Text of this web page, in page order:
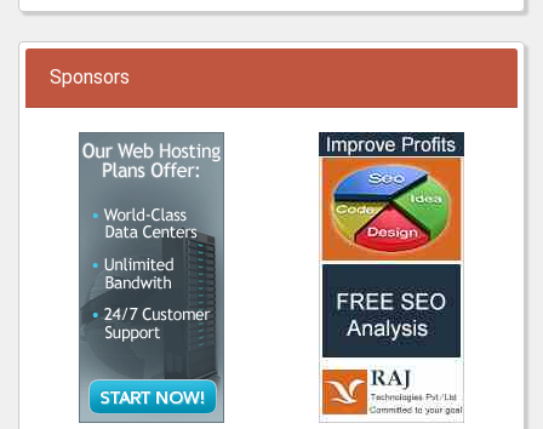
Sponsors